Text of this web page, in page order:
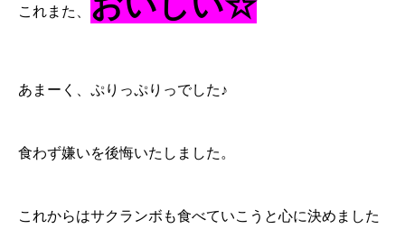
これまた、
あまーく、ぷりっぷりっでした♪
食わず嫌いを後悔いたしました。
これからはサクランボも食べていこうと心に決めました